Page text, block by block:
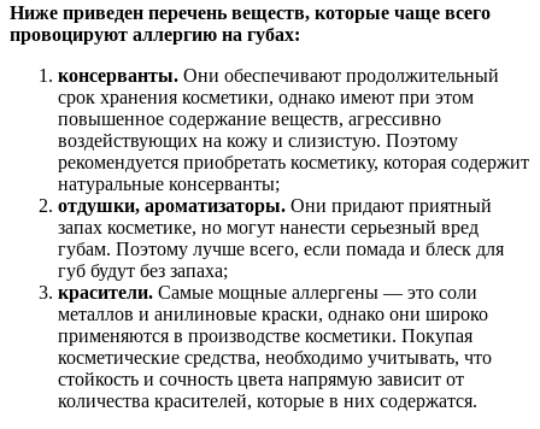
Ниже приведен перечень веществ, которые чаще всего
провоцируют аллергию на губах:
консерванты. Они обеспечивают продолжительный
срок хранения косметики, однако имеют при этом
повышенное содержание веществ, агрессивно
воздействующих на кожу и слизистую. Поэтому
рекомендуется приобретать косметику, которая содержит
натуральные консерванты;
отдушки, ароматизаторы. Они придают приятный
запах косметике, но могут нанести серьезный вред
губам. Поэтому лучше всего, если помада и блеск для
губ будут без запаха;
красители. Самые мощные аллергены — это соли
металлов и анилиновые краски, однако они широко
применяются в производстве косметики. Покупая
косметические средства, необходимо учитывать, что
стойкость и сочность цвета напрямую зависит от
количества красителей, которые в них содержатся.